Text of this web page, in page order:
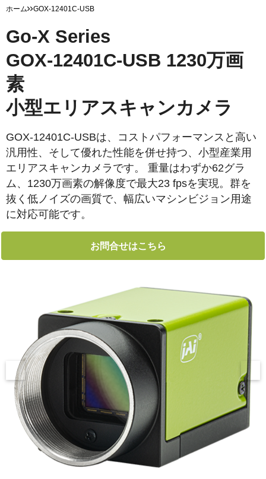
ホーム GOX-12401C-USB
Go-X Series
GOX-12401C-USB 1230万画
素
小型エリアスキャンカメラ
GOX-12401C-USBは、コストパフォーマンスと高い
汎用性、そして優れた性能を併せ持つ、小型産業用
エリアスキャンカメラです。 重量はわずか62グラ
ム、1230万画素の解像度で最大23 fpsを実現。群を
抜く低ノイズの画質で、幅広いマシンビジョン用途
に対応可能です。
お問合せはこちら